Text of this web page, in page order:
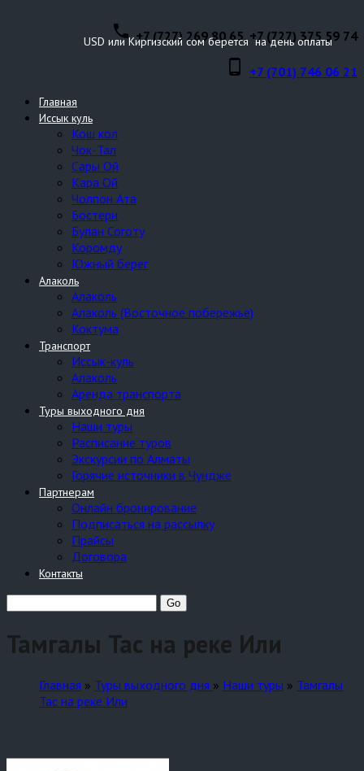
USD или Киргизский сом берется на день оплаты
phone +7 (727) 269 80 65, +7 (727) 375 59 74
phone_android +7 (701) 746 06 21
Главная
Иссык куль
Кош кол
Чок-Тал
Сары Ой
Кара Ой
Чолпон Ата
Бостери
Булан Соготу
Коромду
Южный берег
Алаколь
Алаколь
Алаколь (Восточное побережье)
Коктума
Транспорт
Иссык-куль
Алаколь
Аренда транспорта
Туры выходного дня
Наши туры
Расписание туров
Экскурсии по Алматы
Горячие источники в Чундже
Партнерам
Онлайн бронирование
Подписаться на рассылку
Прайсы
Договора
Контакты
Тамгалы Тас на реке Или
Главная » Туры выходного дня » Наши туры » Тамгалы
Тас на реке Или